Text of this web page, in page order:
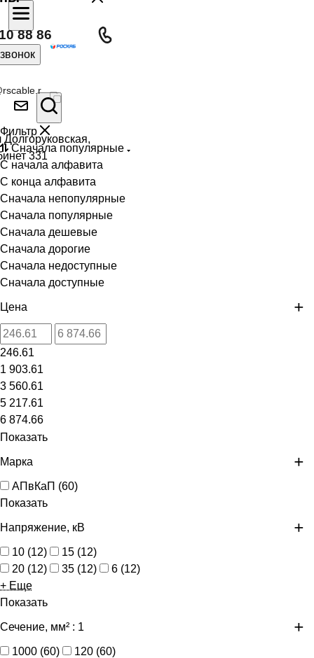
88 86
331
Фильтр
Сначала популярные
С начала алфавита
С конца алфавита
Сначала непопулярные
Сначала популярные
Сначала дешевые
Сначала дорогие
Сначала недоступные
Сначала доступные
Цена
246.61
1 903.61
3 560.61
5 217.61
6 874.66
Показать
Марка
АПвКаП (60)
Показать
Напряжение, кВ
10 (12) 15 (12)
20 (12) 35 (12) 6 (12)
+ Еще
Показать
Сечение, мм² : 1
1000 (60) 120 (60)